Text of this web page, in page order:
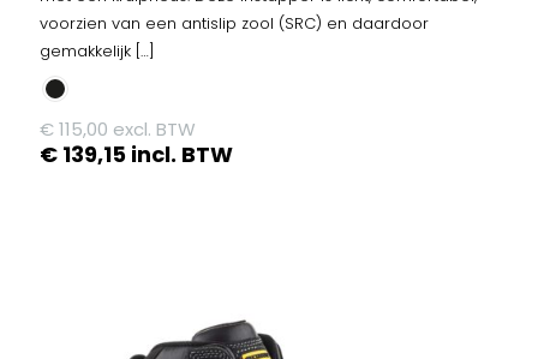
voorzien van een antislip zool (SRC) en daardoor
gemakkelijk […]
€115,00 excl. BTW
€ 139,15 incl. BTW